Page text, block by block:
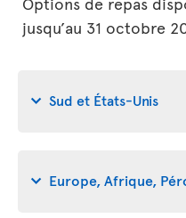
jusqu’au 31 octobre
Sud et États-Unis
Europe, Afrique,